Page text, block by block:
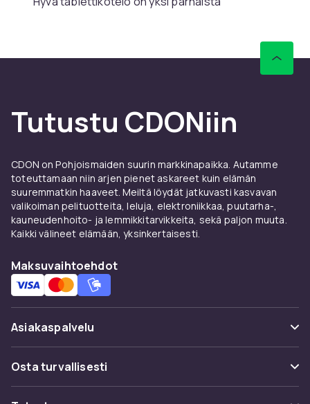
miettimään miten ja missä käytät tablettiasi.
Samsung Tabä.
Ohut kuoret ja silikonisuojat
— minimäärinen suoja
maksimaalinen kannettavuus
Ohuet kuoret silikonista, TPU:sta tai
polykarbonaatista ovat suosituin vaihtoehto
niille jotka haluavat säilyyttää tabletin ohut
muodon. Ne suojaavat naarmuilta ja pieniltä
iskuilta lisäämättä mainittavaa painoa.
haluavat näyttää tabletin alkuperäisen
muotoilun.
Tutustu CDONiin
CDON on Pohjoismaiden suurin markkinapaikka. Autamme
toteuttamaan niin arjen pienet askareet kuin elämän
suuremmatkin haaveet. Meiltä löydät jatkuvasti kasvavan
valikoiman pelituotteita, leluja, elektroniikkaa, puutarha-,
kauneudenhoito- ja lemmikkitarvikkeita, sekä paljon muuta.
Kaikki välineet elämään, yksinkertaisesti.
Maksuvaihtoehdot
Asiakaspalvelu
Usein kysyttyä (UKK)
Seuraa pakettia
Osta turvallisesti
Maksuvaihtoehdot